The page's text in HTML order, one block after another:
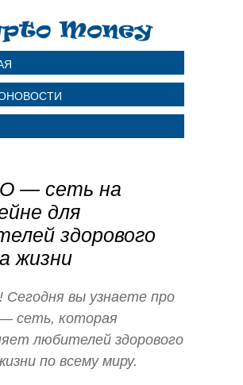
— сеть на
для
здорового
жизни
Сегодня вы узнаете про
сеть, которая
любителей здорового
по всему миру.